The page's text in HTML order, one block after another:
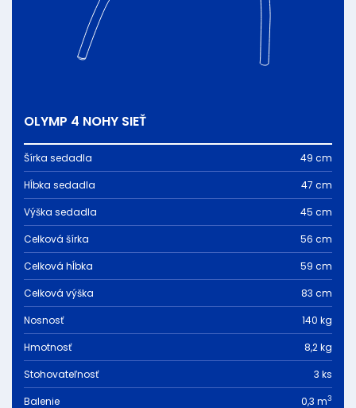
OLYMP 4 NOHY SIEŤ
Šírka sedadla
49 cm
Hĺbka sedadla
47 cm
Výška sedadla
45 cm
Celková šírka
56 cm
Celková hĺbka
59 cm
Celková výška
83 cm
Nosnosť
140 kg
Hmotnosť
8,2 kg
Stohovateľnosť
3 ks
Balenie
0,3 m3